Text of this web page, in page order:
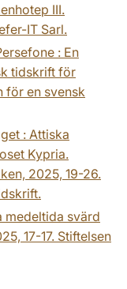
III.
IT Sarl.
: En
tidskrift för
för en svensk
: Attiska
Kypria.
2025, 19-26.
medeltida svärd
17-17. Stiftelsen